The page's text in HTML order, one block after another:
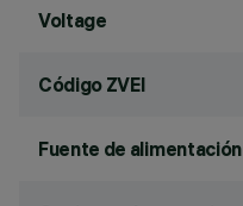
Voltage
Código ZVEI
Fuente de alimentación